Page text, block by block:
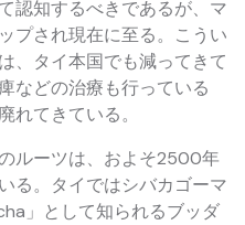
認知するべきであるが、マ
プされ現在に至る。こうい
、タイ本国でも減ってきて
などの治療も行っている
れてきている。
ルーツは、およそ2500年
る。タイではシバカゴーマ
」として知られるブッダ